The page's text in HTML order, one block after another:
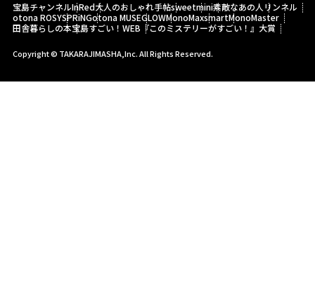
宝島チャンネルInRed大人のおしゃれ手帖sweetmini素敵なあの人 リンネル
otona ROSYSPRiNGotona MUSEGLOWMonoMaxsmartMonoMaster
田舎暮らしの本宝島すごい！WEB 『このミステリーがすごい！』大賞
Copyright © TAKARAJIMASHA,Inc. All Rights Reserved.